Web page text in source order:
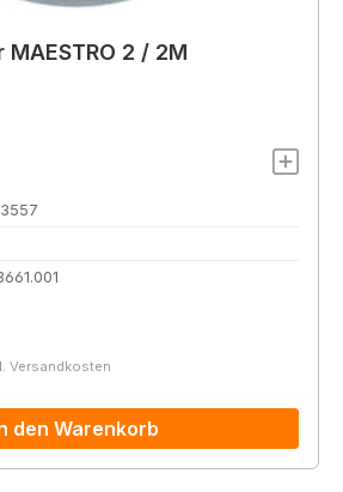
2 / 2M
Versandkosten
den Warenkorb